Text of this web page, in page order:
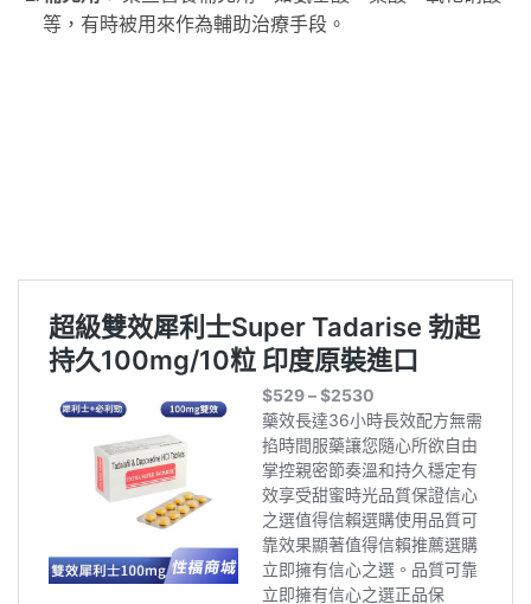
等，有時被用來作為輔助治療手段。